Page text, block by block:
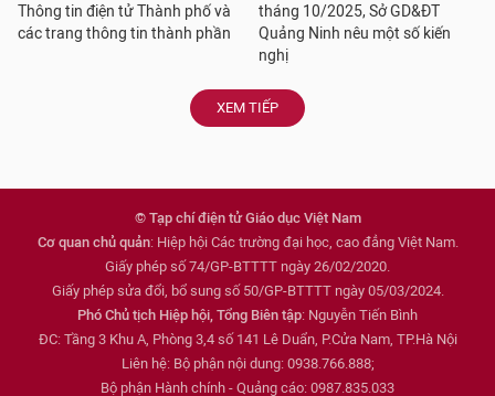
Thông tin điện tử Thành phố và
các trang thông tin thành phần
tháng 10/2025, Sở GD&ĐT
Quảng Ninh nêu một số kiến
nghị
XEM TIẾP
© Tạp chí điện tử Giáo dục Việt Nam
Cơ quan chủ quản: Hiệp hội Các trường đại học, cao đẳng Việt Nam.
Giấy phép số 74/GP-BTTTT ngày 26/02/2020.
Giấy phép sửa đổi, bổ sung số 50/GP-BTTTT ngày 05/03/2024.
Phó Chủ tịch Hiệp hội, Tổng Biên tập: Nguyễn Tiến Bình
ĐC: Tầng 3 Khu A, Phòng 3,4 số 141 Lê Duẩn, P.Cửa Nam, TP.Hà Nội
Liên hệ: Bộ phận nội dung: 0938.766.888;
Bộ phận Hành chính - Quảng cáo: 0987.835.033